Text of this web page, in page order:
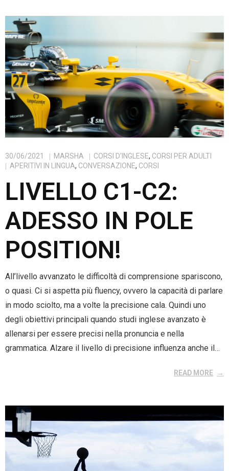
30/06/2021 MARSHA CORSI D'INGLESE, CORSI PER ADULTI
APERITIVI IN LINGUA, CONVERSAZIONE, CORSI
LIVELLO C1-C2:
ADESSO IN POLE
POSITION!
All’livello avvanzato le difficoltà di comprensione spariscono,
o quasi. Ci si aspetta più fluency, ovvero la capacità di parlare
in modo sciolto, ma a volte la precisione cala. Quindi uno
degli obiettivi principali quando studi inglese avanzato è
allenarsi per essere precisi nella pronuncia e nella
grammatica. Alzare il livello di precisione influenza anche il…
READ MORE